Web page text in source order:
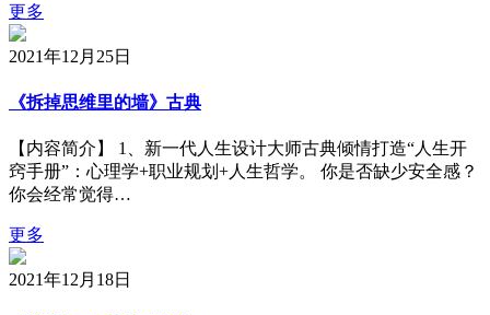
更多
2021年12月25日
《拆掉思维里的墙》古典
【内容简介】 1、新一代人生设计大师古典倾情打造“人生开
窍手册”：心理学+职业规划+人生哲学。 你是否缺少安全感？
你会经常觉得…
更多
2021年12月18日